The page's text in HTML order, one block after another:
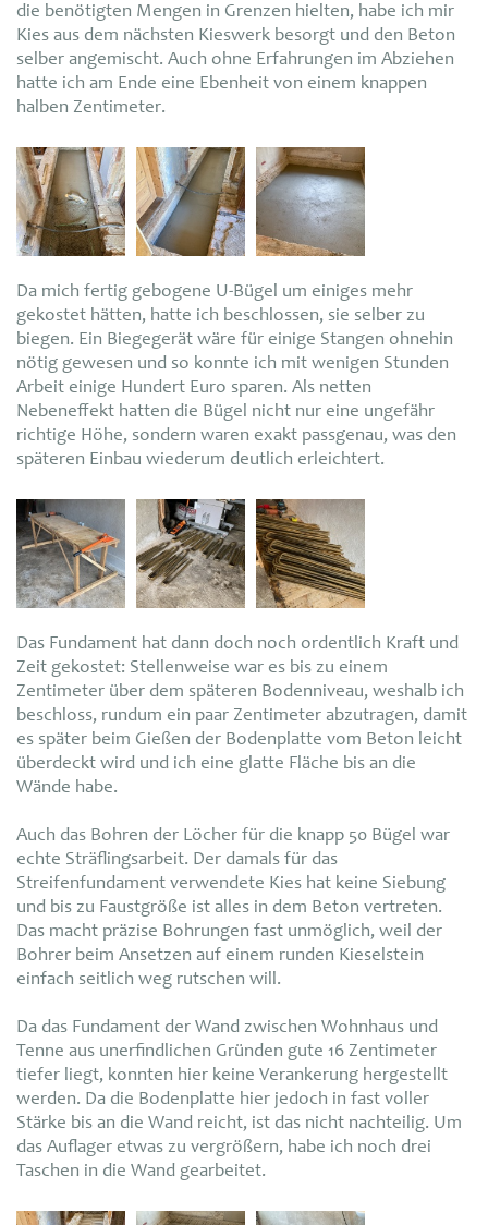
die benötigten Mengen in Grenzen hielten, habe ich mir
Kies aus dem nächsten Kieswerk besorgt und den Beton
selber angemischt. Auch ohne Erfahrungen im Abziehen
hatte ich am Ende eine Ebenheit von einem knappen
halben Zentimeter.
Da mich fertig gebogene U-Bügel um einiges mehr
gekostet hätten, hatte ich beschlossen, sie selber zu
biegen. Ein Biegegerät wäre für einige Stangen ohnehin
nötig gewesen und so konnte ich mit wenigen Stunden
Arbeit einige Hundert Euro sparen. Als netten
Nebeneffekt hatten die Bügel nicht nur eine ungefähr
richtige Höhe, sondern waren exakt passgenau, was den
späteren Einbau wiederum deutlich erleichtert.
Das Fundament hat dann doch noch ordentlich Kraft und
Zeit gekostet: Stellenweise war es bis zu einem
Zentimeter über dem späteren Bodenniveau, weshalb ich
beschloss, rundum ein paar Zentimeter abzutragen, damit
es später beim Gießen der Bodenplatte vom Beton leicht
überdeckt wird und ich eine glatte Fläche bis an die
Wände habe.
Auch das Bohren der Löcher für die knapp 50 Bügel war
echte Sträflingsarbeit. Der damals für das
Streifenfundament verwendete Kies hat keine Siebung
und bis zu Faustgröße ist alles in dem Beton vertreten.
Das macht präzise Bohrungen fast unmöglich, weil der
Bohrer beim Ansetzen auf einem runden Kieselstein
einfach seitlich weg rutschen will.
Da das Fundament der Wand zwischen Wohnhaus und
Tenne aus unerfindlichen Gründen gute 16 Zentimeter
tiefer liegt, konnten hier keine Verankerung hergestellt
werden. Da die Bodenplatte hier jedoch in fast voller
Stärke bis an die Wand reicht, ist das nicht nachteilig. Um
das Auflager etwas zu vergrößern, habe ich noch drei
Taschen in die Wand gearbeitet.